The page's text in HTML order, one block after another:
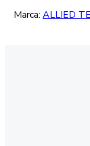
Marca: ALLIED